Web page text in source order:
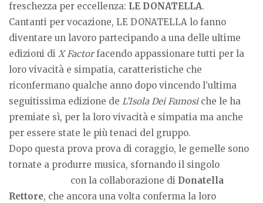
freschezza per eccellenza: LE DONATELLA.
Cantanti per vocazione, LE DONATELLA lo fanno
diventare un lavoro partecipando a una delle ultime
edizioni di X Factorfacendo appassionare tutti per la
loro vivacità e simpatia, caratteristiche che
riconfermano qualche anno dopo vincendo l’ultima
seguitissima edizione de L’Isola Dei Famosiche le ha
premiate sì, per la loro vivacità e simpatia ma anche
per essere state le più tenaci del gruppo.
Dopo questa prova prova di coraggio, le gemelle sono
tornate a produrre musica, sfornando il singolo
con la collaborazione di Donatella
Rettore, che ancora una volta conferma la loro